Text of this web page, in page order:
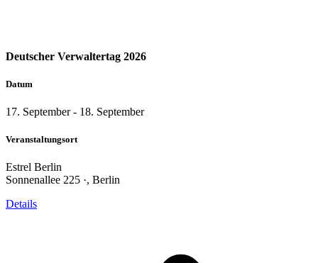
Deutscher Verwaltertag 2026
Datum
17. September- 18. September
Veranstaltungsort
Estrel Berlin
Sonnenallee 225 ·, Berlin
Details